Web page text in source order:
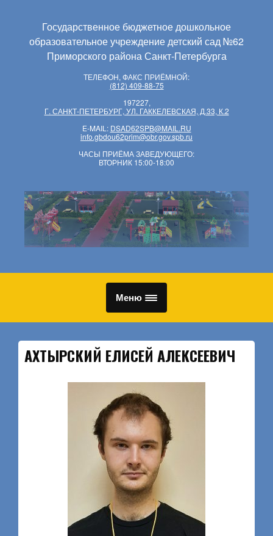
Государственное бюджетное дошкольное
образовательное учреждение детский сад №62
Приморского района Санкт-Петербурга
ТЕЛЕФОН, ФАКС ПРИЁМНОЙ:
(812) 409-88-75
197227,
Г. САНКТ-ПЕТЕРБУРГ, УЛ. ГАККЕЛЕВСКАЯ, Д.33, К.2
E-MAIL: DSAD62SPB@MAIL.RU
info.gbdou62prim@obr.gov.spb.ru
ЧАСЫ ПРИЁМА ЗАВЕДУЮЩЕГО:
ВТОРНИК 15:00-18:00
Меню
АХТЫРСКИЙ ЕЛИСЕЙ АЛЕКСЕЕВИЧ